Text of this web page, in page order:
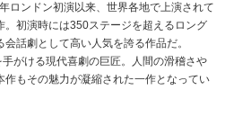
ロンドン初演以来、世界各地で上演されて
。初演時には350ステージを超えるロング
話劇として高い人気を誇る作品だ。
がける現代喜劇の巨匠。人間の滑稽さや
もその魅力が凝縮された一作となってい